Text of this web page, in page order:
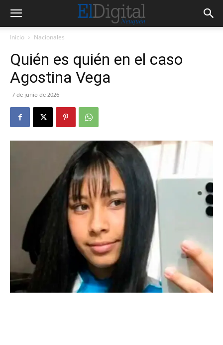
Inicio Nacionales
Quién es quién en el caso
Agostina Vega
7 de junio de 2026